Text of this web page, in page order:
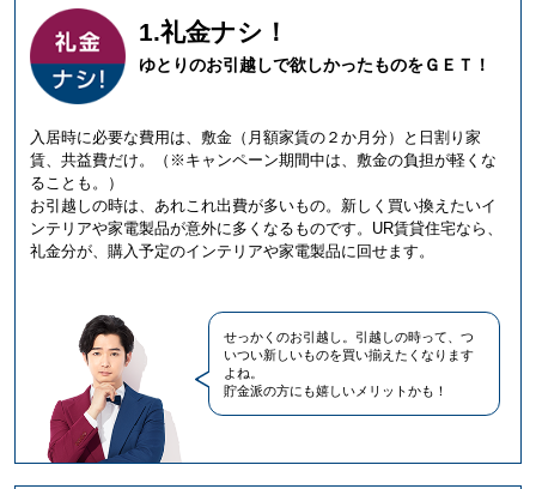
1.礼金ナシ！
ゆとりのお引越しで欲しかったものをＧＥＴ！
入居時に必要な費用は、敷金（月額家賃の２か月分）と日割り家
賃、共益費だけ。（※キャンペーン期間中は、敷金の負担が軽くな
ることも。）
お引越しの時は、あれこれ出費が多いもの。新しく買い換えたいイ
ンテリアや家電製品が意外に多くなるものです。UR賃貸住宅なら、
礼金分が、購入予定のインテリアや家電製品に回せます。
せっかくのお引越し。引越しの時って、つ
いつい新しいものを買い揃えたくなります
よね。
貯金派の方にも嬉しいメリットかも！